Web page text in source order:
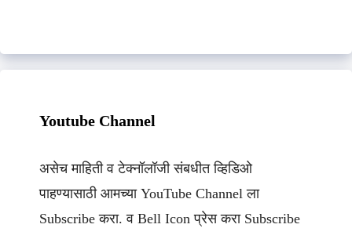
Youtube Channel
असेच माहिती व टेक्नॉलॉजी संबधीत व्हिडिओ
पाहण्यासाठी आमच्या YouTube Channel ला
Subscribe करा. व Bell Icon प्रेस करा Subscribe